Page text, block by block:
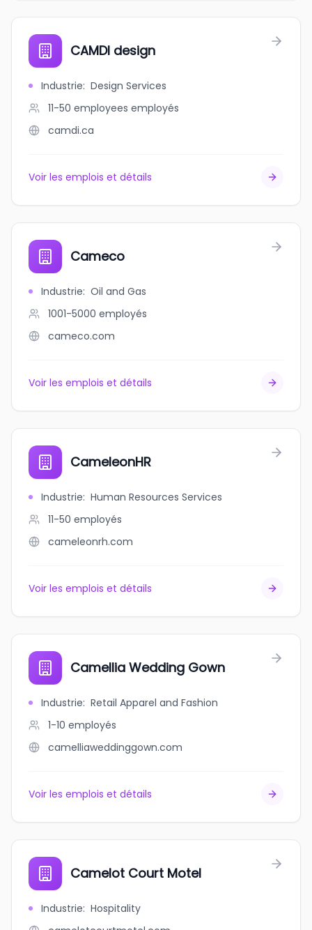
CAMDI design
Industrie: Design Services
11-50 employees employés
camdi.ca
Voir les emplois et détails
Cameco
Industrie: Oil and Gas
1001-5000 employés
cameco.com
Voir les emplois et détails
CameleonHR
Industrie: Human Resources Services
11-50 employés
cameleonrh.com
Voir les emplois et détails
Camellia Wedding Gown
Industrie: Retail Apparel and Fashion
1-10 employés
camelliaweddinggown.com
Voir les emplois et détails
Camelot Court Motel
Industrie: Hospitality